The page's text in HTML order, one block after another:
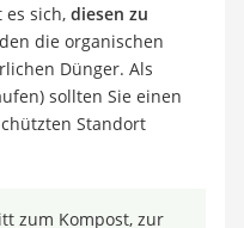
sich, diesen zu
die organischen
Dünger. Als
sollten Sie einen
Standort
zum Kompost, zur